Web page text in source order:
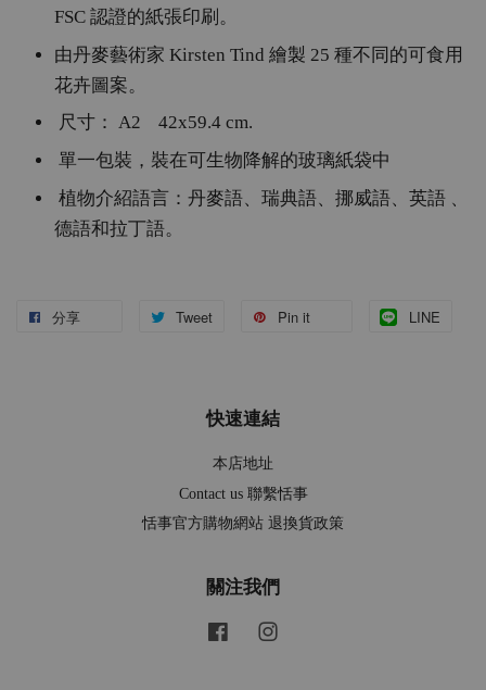
FSC 認證的紙張印刷。
由丹麥藝術家 Kirsten Tind 繪製 25 種不同的可食用
花卉圖案。
尺寸： A2 42x59.4 cm.
單一包裝，裝在可生物降解的玻璃紙袋中
植物介紹語言：丹麥語、瑞典語、挪威語、英語 、
德語和拉丁語。
分享 Tweet Pin it LINE
快速連結
本店地址
Contact us 聯繫恬事
恬事官方購物網站 退換貨政策
關注我們
Facebook